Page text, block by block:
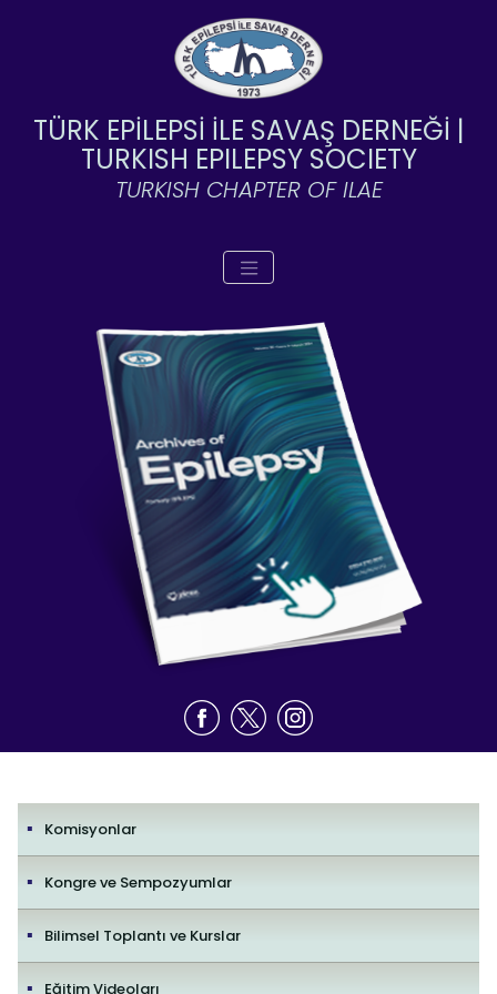
TÜRK EPİLEPSİ İLE SAVAŞ DERNEĞİ |
TURKISH EPILEPSY SOCIETY
TURKISH CHAPTER OF ILAE
Komisyonlar
Kongre ve Sempozyumlar
Bilimsel Toplantı ve Kurslar
Eğitim Videoları